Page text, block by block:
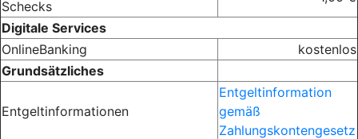
Schecks
Digitale Services
OnlineBanking
kostenlos
Grundsätzliches
Entgeltinformationen
Entgeltinformation
gemäß
Zahlungskontengesetz